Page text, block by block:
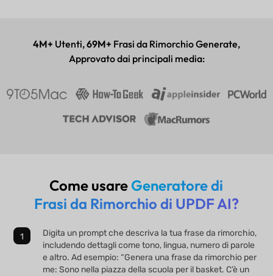
4M+ Utenti,69M+ Frasi da Rimorchio Generate,
Approvato dai principali media:
Come usare Generatore di
Frasi da Rimorchio di UPDF AI?
Digita un prompt che descriva la tua frase da rimorchio,
includendo dettagli come tono, lingua, numero di parole
e altro. Ad esempio: “Genera una frase da rimorchio per
me: Sono nella piazza della scuola per il basket. C’è un